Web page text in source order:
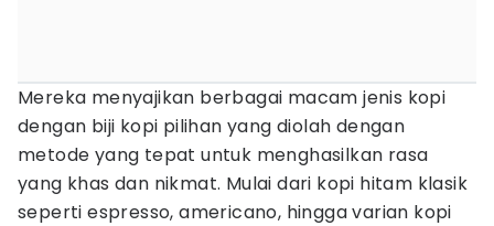
Mereka menyajikan berbagai macam jenis kopi
dengan biji kopi pilihan yang diolah dengan
metode yang tepat untuk menghasilkan rasa
yang khas dan nikmat. Mulai dari kopi hitam klasik
seperti espresso, americano, hingga varian kopi